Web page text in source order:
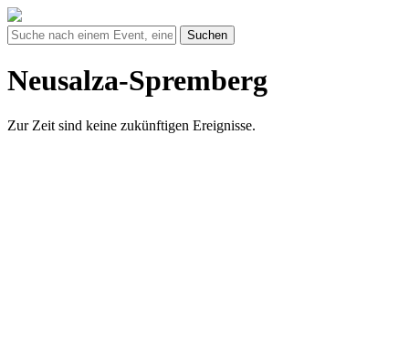
Suchen
Neusalza-Spremberg
Zur Zeit sind keine zukünftigen Ereignisse.